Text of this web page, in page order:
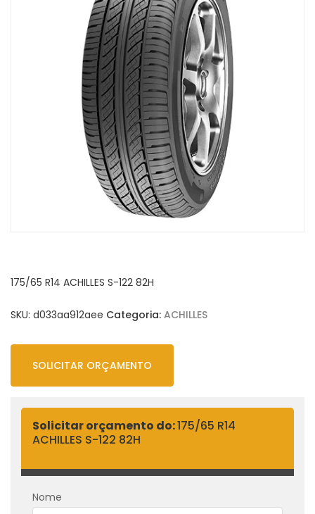
175/65 R14 ACHILLES S-122 82H
SKU: d033aa912aee Categoria: ACHILLES
SOLICITAR ORÇAMENTO
Solicitar orçamento do:175/65 R14
ACHILLES S-122 82H
Nome